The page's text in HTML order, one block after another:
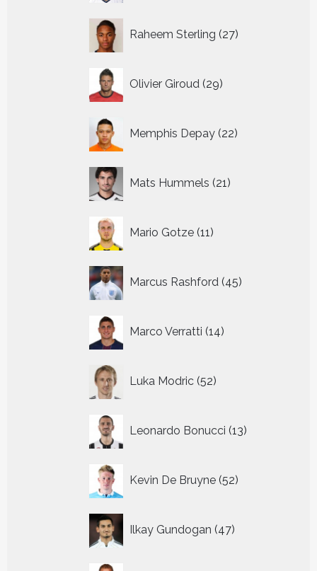
Raheem Sterling 27
producten
Olivier Giroud 29
producten
Memphis Depay 22
producten
Mats Hummels 21
producten
Mario Gotze 11
producten
Marcus Rashford 45
producten
Marco Verratti 14
producten
Luka Modric 52
producten
Leonardo Bonucci 13
producten
Kevin De Bruyne 52
producten
Ilkay Gundogan 47
producten